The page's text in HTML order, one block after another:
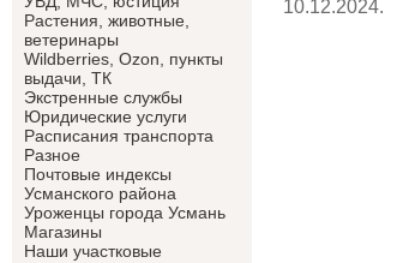
Растения, животные,
ветеринары
Wildberries, Ozon, пункты
выдачи, ТК
Экстренные службы
Юридические услуги
Расписания транспорта
Разное
Почтовые индексы
Усманского района
Уроженцы города Усмань
Магазины
Наши участковые
10.12.2024.